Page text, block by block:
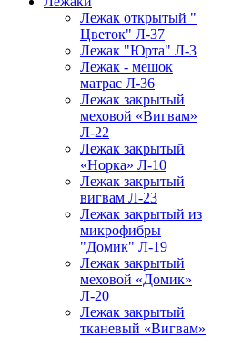
Лежак открытый "
Цветок" Л-37
Лежак "Юрта" Л-3
Лежак - мешок
матрас Л-36
Лежак закрытый
меховой «Вигвам»
Л-22
Лежак закрытый
«Норка» Л-10
Лежак закрытый
вигвам Л-23
Лежак закрытый из
микрофибры
"Домик" Л-19
Лежак закрытый
меховой «Домик»
Л-20
Лежак закрытый
тканевый «Вигвам»